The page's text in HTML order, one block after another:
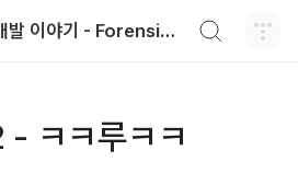
포렌식 & 개발 이야기 - Forensics & Development
ㅋㅋ루ㅋㅋ